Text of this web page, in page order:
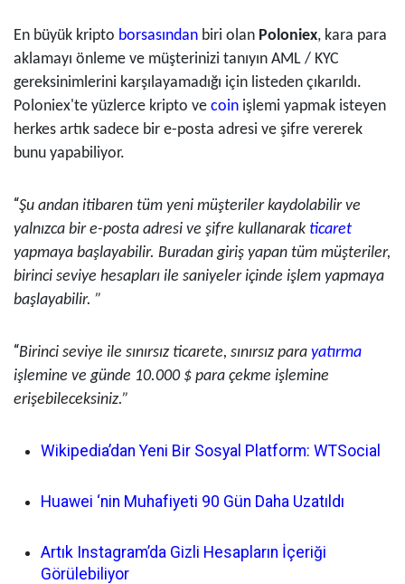
En büyük kripto borsasından biri olan Poloniex, kara para
aklamayı önleme ve müşterinizi tanıyın AML / KYC
gereksinimlerini karşılayamadığı için listeden çıkarıldı.
Poloniex'te yüzlerce kripto ve coin işlemi yapmak isteyen
herkes artık sadece bir e-posta adresi ve şifre vererek
bunu yapabiliyor.
“Şu andan itibaren tüm yeni müşteriler kaydolabilir ve
yalnızca bir e-posta adresi ve şifre kullanarak ticaret
yapmaya başlayabilir. Buradan giriş yapan tüm müşteriler,
birinci seviye hesapları ile saniyeler içinde işlem yapmaya
başlayabilir. ”
“Birinci seviye ile sınırsız ticarete, sınırsız para yatırma
işlemine ve günde 10.000 $ para çekme işlemine
erişebileceksiniz.”
Wikipedia’dan Yeni Bir Sosyal Platform: WTSocial
Huawei ‘nin Muhafiyeti 90 Gün Daha Uzatıldı
Artık Instagram’da Gizli Hesapların İçeriği
Görülebiliyor